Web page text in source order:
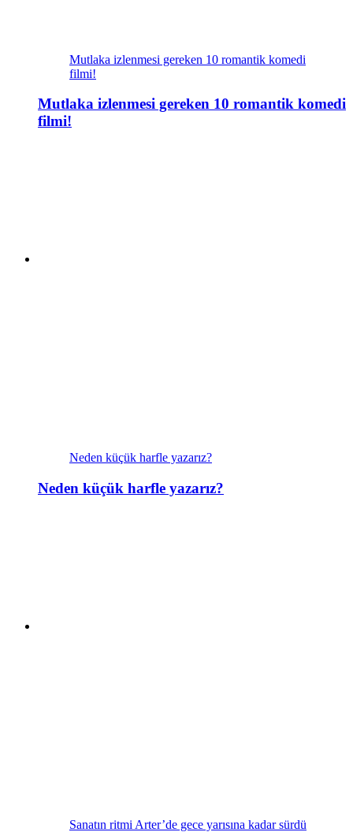
Mutlaka izlenmesi gereken 10 romantik komedi
filmi!
Mutlaka izlenmesi gereken 10 romantik komedi
filmi!
Neden küçük harfle yazarız?
Neden küçük harfle yazarız?
Sanatın ritmi Arter’de gece yarısına kadar sürdü